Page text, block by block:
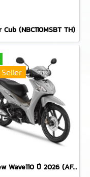
Cub (NBC110MSBT TH)
All New Wave110 ปี 2026 (AFS110MCBT TH) (AFS110MCBT 2TH)